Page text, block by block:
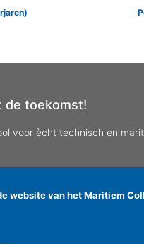
de toekomst!
voor ècht technisch en
website van het Maritiem